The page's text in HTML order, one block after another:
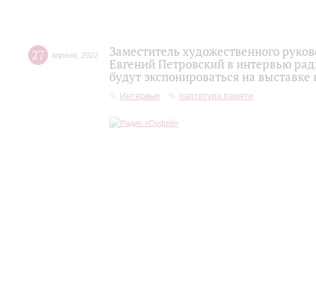
27 апреля 2022
Заместитель художественного
Евгений Петровский в интервью
будут экспонироваться на
Интервью партитура памяти